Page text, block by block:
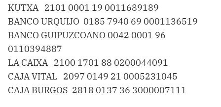
KUTXA 2101 0001 19 0011689189
BANCO URQUIJO 0185 7940 69 0001136519
BANCO GUIPUZCOANO 0042 0001 96
0110394887
LA CAIXA 2100 1701 88 0200044091
CAJA VITAL 2097 0149 21 0005231045
CAJA BURGOS 2818 0137 36 3000007111